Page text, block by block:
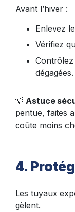
Avant l’hiver :
Enlevez
Vérifiez
Contrôlez
dégagées.
💡 Astuce
pentue, faites
coûte moins
4.
Les tuyaux
gèlent.